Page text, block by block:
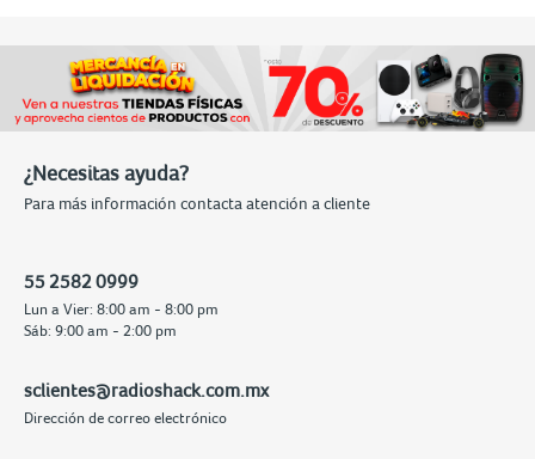
¿Necesitas ayuda?
Para más información contacta atención a cliente
55 2582 0999
Lun a Vier: 8:00 am - 8:00 pm
Sáb: 9:00 am - 2:00 pm
sclientes@radioshack.com.mx
Dirección de correo electrónico